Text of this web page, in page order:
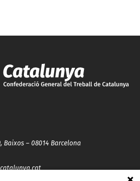
Baixos – 08014 Barcelona